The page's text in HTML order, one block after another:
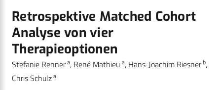
Retrospektive Matched Cohort
Analyse von vier
Therapieoptionen
Stefanie Rennera, René Mathieu a, Hans-Joachim Riesnerb,
Chris Schulza